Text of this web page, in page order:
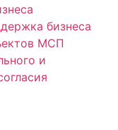
бизнеса
МСП
и